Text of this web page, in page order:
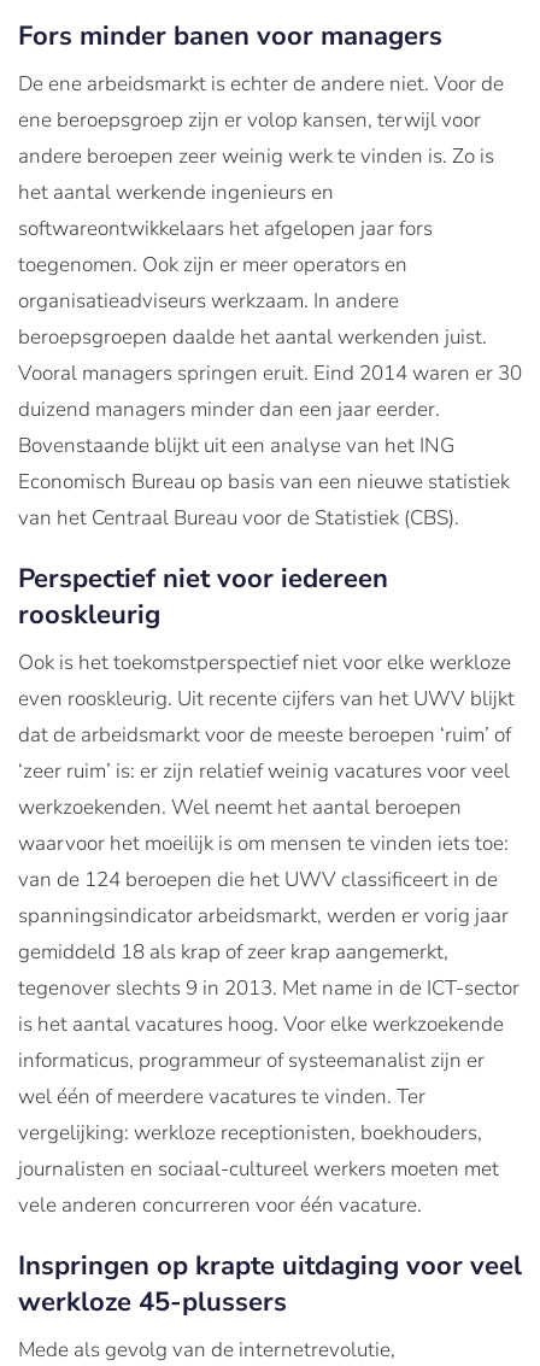
Fors minder banen voor managers
De ene arbeidsmarkt is echter de andere niet. Voor de
ene beroepsgroep zijn er volop kansen, terwijl voor
andere beroepen zeer weinig werk te vinden is. Zo is
het aantal werkende ingenieurs en
softwareontwikkelaars het afgelopen jaar fors
toegenomen. Ook zijn er meer operators en
organisatieadviseurs werkzaam. In andere
beroepsgroepen daalde het aantal werkenden juist.
Vooral managers springen eruit. Eind 2014 waren er 30
duizend managers minder dan een jaar eerder.
Bovenstaande blijkt uit een analyse van het ING
Economisch Bureau op basis van een nieuwe statistiek
van het Centraal Bureau voor de Statistiek (CBS).
Perspectief niet voor iedereen
rooskleurig
Ook is het toekomstperspectief niet voor elke werkloze
even rooskleurig. Uit recente cijfers van het UWV blijkt
dat de arbeidsmarkt voor de meeste beroepen ‘ruim’ of
‘zeer ruim’ is: er zijn relatief weinig vacatures voor veel
werkzoekenden. Wel neemt het aantal beroepen
waarvoor het moeilijk is om mensen te vinden iets toe:
van de 124 beroepen die het UWV classificeert in de
spanningsindicator arbeidsmarkt, werden er vorig jaar
gemiddeld 18 als krap of zeer krap aangemerkt,
tegenover slechts 9 in 2013. Met name in de ICT-sector
is het aantal vacatures hoog. Voor elke werkzoekende
informaticus, programmeur of systeemanalist zijn er
wel één of meerdere vacatures te vinden. Ter
vergelijking: werkloze receptionisten, boekhouders,
journalisten en sociaal-cultureel werkers moeten met
vele anderen concurreren voor één vacature.
Inspringen op krapte uitdaging voor veel
werkloze 45-plussers
Mede als gevolg van de internetrevolutie,